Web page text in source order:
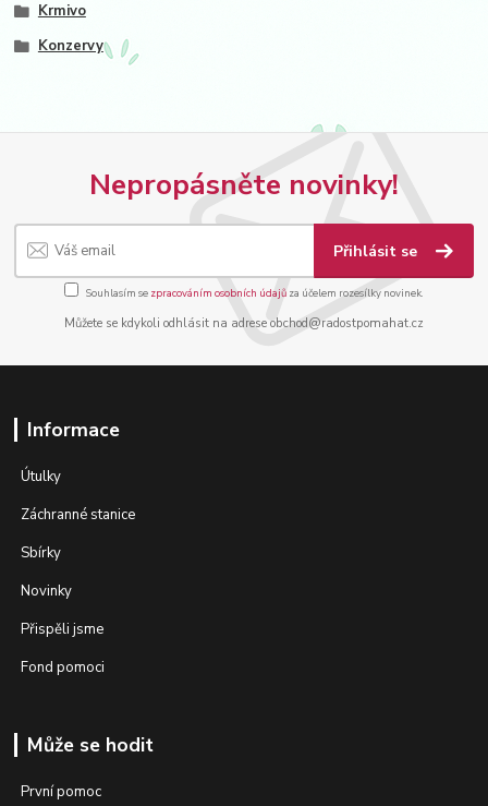
Krmivo
Konzervy
Nepropásněte novinky!
Přihlásit se
Souhlasím se zpracováním osobních údajů za účelem rozesílky novinek.
Můžete se kdykoli odhlásit na adrese obchod@radostpomahat.cz
Informace
Útulky
Záchranné stanice
Sbírky
Novinky
Přispěli jsme
Fond pomoci
Může se hodit
První pomoc